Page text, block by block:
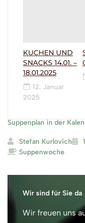
KUCHEN UND
SNACKS 14.01. –
18.01.2025
12. Januar
2025
Suppenplan in der
Stefan Kurlovich
Suppenwoche
Wir sind für Sie da
Wir freuen uns